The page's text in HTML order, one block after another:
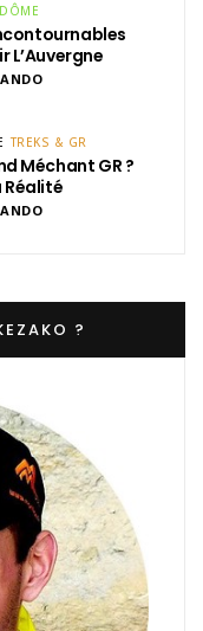
L’Auvergne
TREKS & GR
Méchant GR ?
Réalité
?